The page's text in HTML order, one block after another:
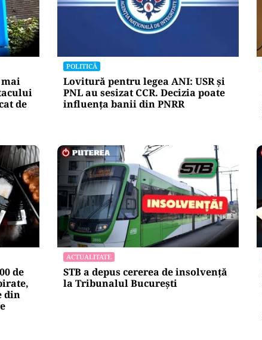
mai
de
POLITICĂ
Lovitură pentru legea ANI: USR și
PNL au sesizat CCR. Decizia poate
influența banii din PNRR
de
din
ACTUALITATE
STB a depus cererea de insolvență
la Tribunalul București